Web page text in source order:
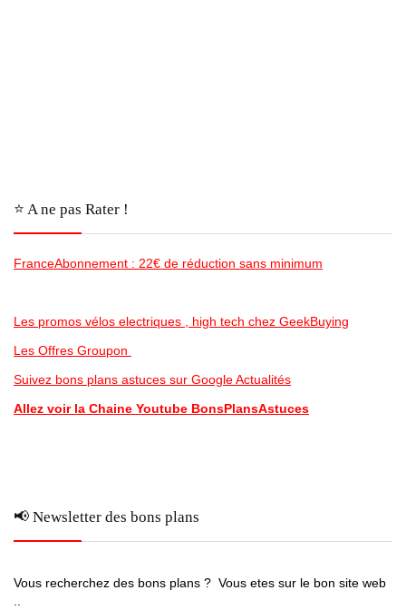
⭐️ A ne pas Rater !
FranceAbonnement : 22€ de réduction sans minimum
Les promos vélos electriques , high tech chez GeekBuying
Les Offres Groupon
Suivez bons plans astuces sur Google Actualités
Allez voir la Chaine Youtube BonsPlansAstuces
📢 Newsletter des bons plans
Vous recherchez des bons plans ? Vous etes sur le bon site web